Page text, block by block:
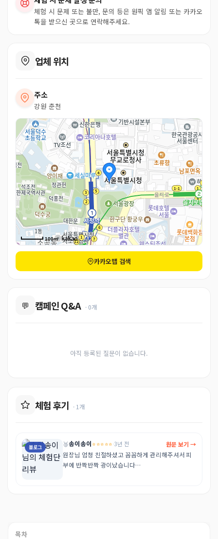
체험 시 문제 또는 불만, 문의 등은 원픽 앱 알림 또는 카카오
톡을 받으신 곳으로 연락해주세요.
업체 위치
주소
강원 춘천
100m
카카오맵 검색
💬 캠페인 Q&A · 0개
아직 등록된 질문이 없습니다.
체험 후기 · 1개
블로그 🥉송이송이⭐⭐⭐⭐⭐·3년 전 원문 보기 →
원장님 엄청 친절하셨고 꼼꼼하게 관리해주셔서 피
부에 반짝반짝 광이났습니다
목차